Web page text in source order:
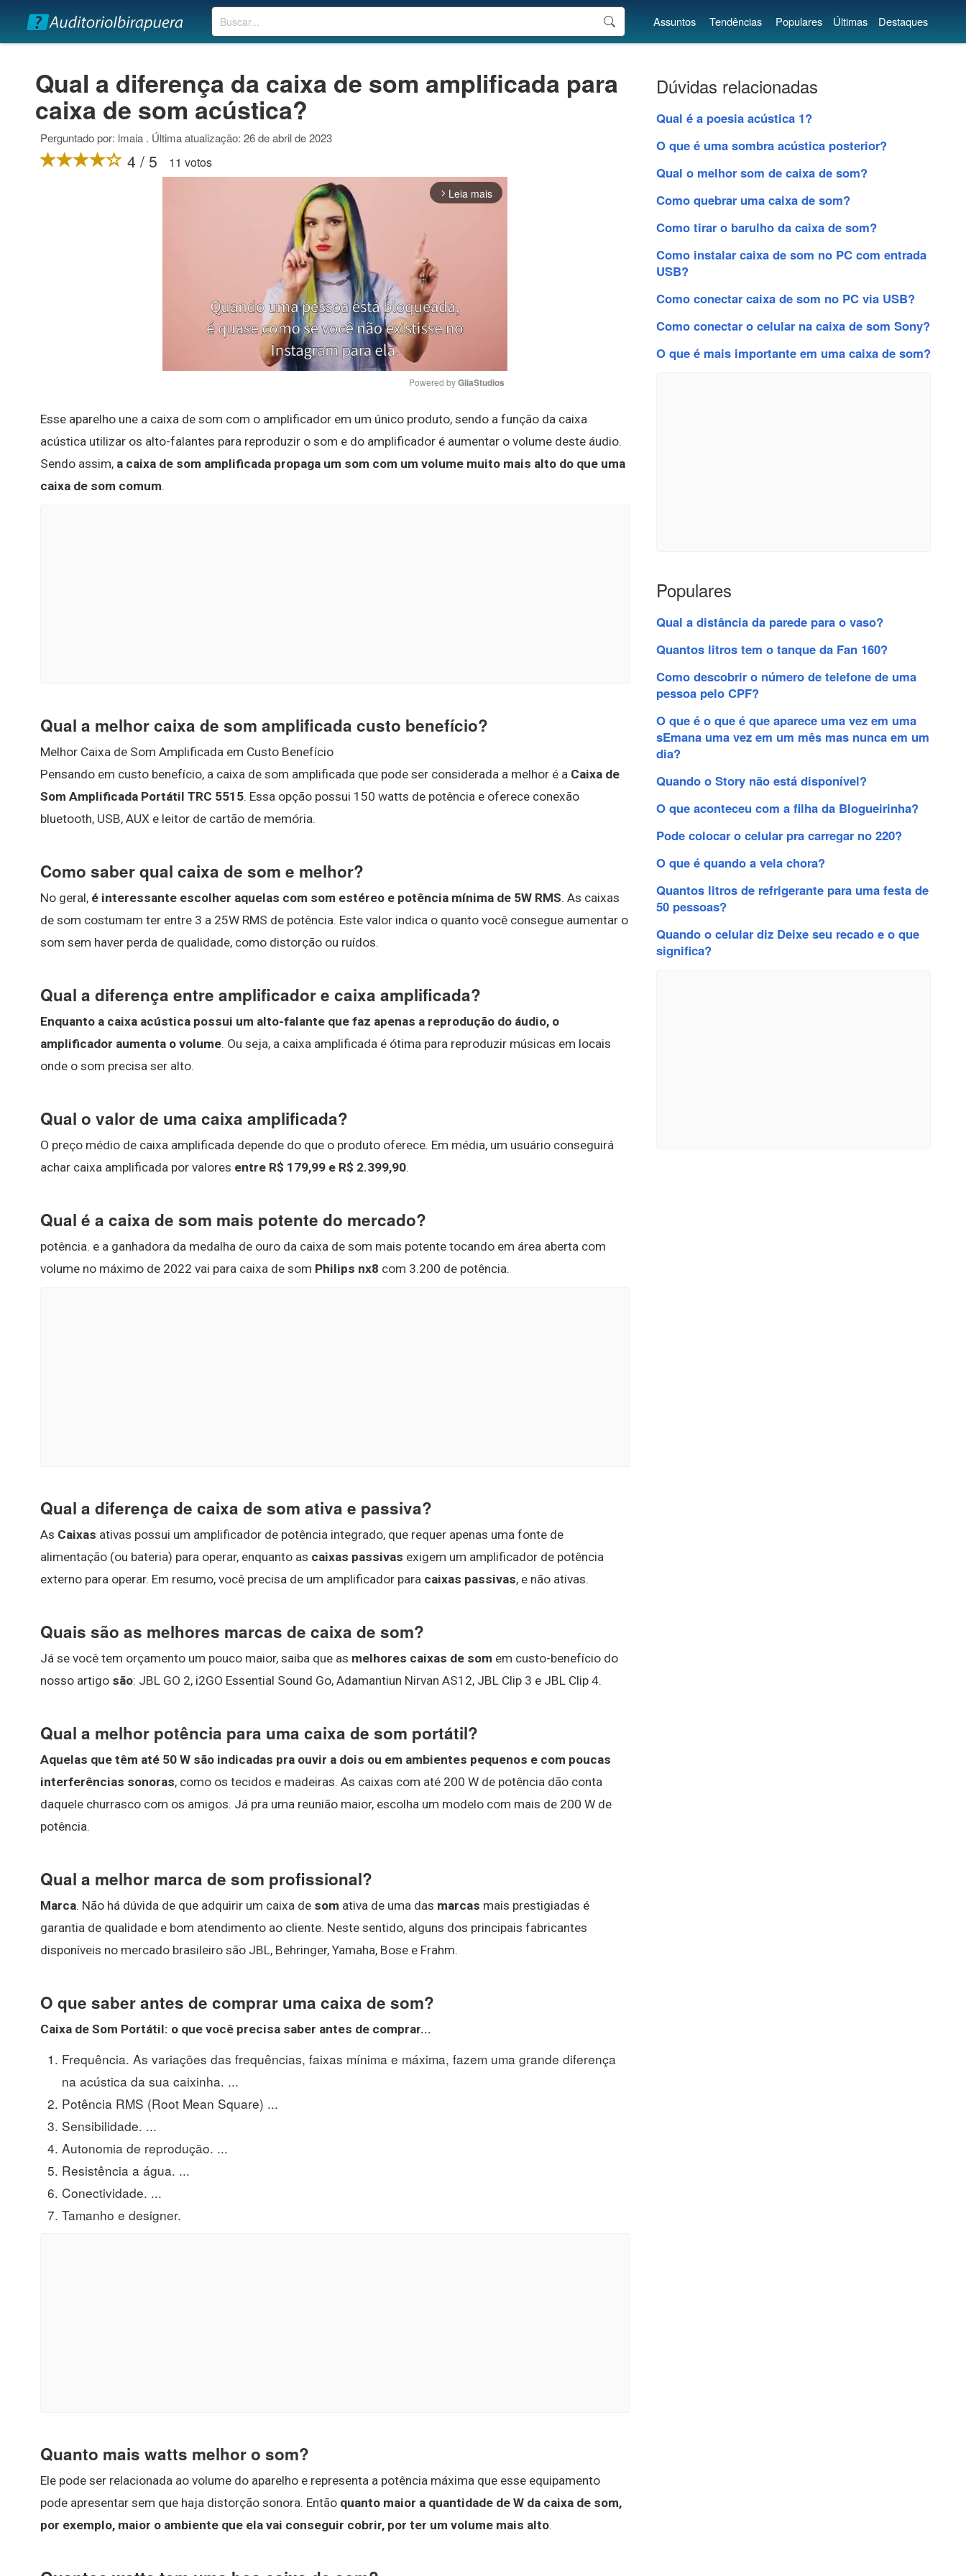
Buscar Assuntos Tendências Populares Últimas Destaques
Qual a diferença da caixa de som amplificada para
caixa de som acústica?
Perguntado por: lmaia . Última atualização: 26 de abril de 2023
4 / 5 11 votos
arrow_forward_ios Leia mais
Mute
Powered by GliaStudios
Esse aparelho une a caixa de som com o amplificador em um único produto, sendo a função da caixa
acústica utilizar os alto-falantes para reproduzir o som e do amplificador é aumentar o volume deste áudio.
Sendo assim, a caixa de som amplificada propaga um som com um volume muito mais alto do que uma
caixa de som comum.
Qual a melhor caixa de som amplificada custo benefício?
Melhor Caixa de Som Amplificada em Custo Benefício
Pensando em custo benefício, a caixa de som amplificada que pode ser considerada a melhor é a Caixa de
Som Amplificada Portátil TRC 5515. Essa opção possui 150 watts de potência e oferece conexão
bluetooth, USB, AUX e leitor de cartão de memória.
Como saber qual caixa de som e melhor?
No geral, é interessante escolher aquelas com som estéreo e potência mínima de 5W RMS. As caixas
de som costumam ter entre 3 a 25W RMS de potência. Este valor indica o quanto você consegue aumentar o
som sem haver perda de qualidade, como distorção ou ruídos.
Qual a diferença entre amplificador e caixa amplificada?
Enquanto a caixa acústica possui um alto-falante que faz apenas a reprodução do áudio, o
amplificador aumenta o volume. Ou seja, a caixa amplificada é ótima para reproduzir músicas em locais
onde o som precisa ser alto.
Qual o valor de uma caixa amplificada?
O preço médio de caixa amplificada depende do que o produto oferece. Em média, um usuário conseguirá
achar caixa amplificada por valores entre R$ 179,99 e R$ 2.399,90.
Qual é a caixa de som mais potente do mercado?
potência. e a ganhadora da medalha de ouro da caixa de som mais potente tocando em área aberta com
volume no máximo de 2022 vai para caixa de som Philips nx8 com 3.200 de potência.
Qual a diferença de caixa de som ativa e passiva?
As Caixas ativas possui um amplificador de potência integrado, que requer apenas uma fonte de
alimentação (ou bateria) para operar, enquanto as caixas passivas exigem um amplificador de potência
externo para operar. Em resumo, você precisa de um amplificador para caixas passivas, e não ativas.
Quais são as melhores marcas de caixa de som?
Já se você tem orçamento um pouco maior, saiba que as melhores caixas de som em custo-benefício do
nosso artigo são: JBL GO 2, i2GO Essential Sound Go, Adamantiun Nirvan AS12, JBL Clip 3 e JBL Clip 4.
Qual a melhor potência para uma caixa de som portátil?
Aquelas que têm até 50 W são indicadas pra ouvir a dois ou em ambientes pequenos e com poucas
interferências sonoras, como os tecidos e madeiras. As caixas com até 200 W de potência dão conta
daquele churrasco com os amigos. Já pra uma reunião maior, escolha um modelo com mais de 200 W de
potência.
Qual a melhor marca de som profissional?
Marca. Não há dúvida de que adquirir um caixa de som ativa de uma das marcas mais prestigiadas é
garantia de qualidade e bom atendimento ao cliente. Neste sentido, alguns dos principais fabricantes
disponíveis no mercado brasileiro são JBL, Behringer, Yamaha, Bose e Frahm.
O que saber antes de comprar uma caixa de som?
Caixa de Som Portátil: o que você precisa saber antes de comprar...
Frequência. As variações das frequências, faixas mínima e máxima, fazem uma grande diferença
na acústica da sua caixinha. ...
Potência RMS (Root Mean Square) ...
Sensibilidade. ...
Autonomia de reprodução. ...
Resistência a água. ...
Conectividade. ...
Tamanho e designer.
Quanto mais watts melhor o som?
Ele pode ser relacionada ao volume do aparelho e representa a potência máxima que esse equipamento
pode apresentar sem que haja distorção sonora. Então quanto maior a quantidade de W da caixa de som,
por exemplo, maior o ambiente que ela vai conseguir cobrir, por ter um volume mais alto.
Dúvidas relacionadas
Qual é a poesia acústica 1?
O que é uma sombra acústica posterior?
Qual o melhor som de caixa de som?
Como quebrar uma caixa de som?
Como tirar o barulho da caixa de som?
Como instalar caixa de som no PC com entrada
USB?
Como conectar caixa de som no PC via USB?
Como conectar o celular na caixa de som Sony?
O que é mais importante em uma caixa de som?
Populares
Qual a distância da parede para o vaso?
Quantos litros tem o tanque da Fan 160?
Como descobrir o número de telefone de uma
pessoa pelo CPF?
O que é o que é que aparece uma vez em uma
sEmana uma vez em um mês mas nunca em um
dia?
Quando o Story não está disponível?
O que aconteceu com a filha da Blogueirinha?
Pode colocar o celular pra carregar no 220?
O que é quando a vela chora?
Quantos litros de refrigerante para uma festa de
50 pessoas?
Quando o celular diz Deixe seu recado e o que
significa?